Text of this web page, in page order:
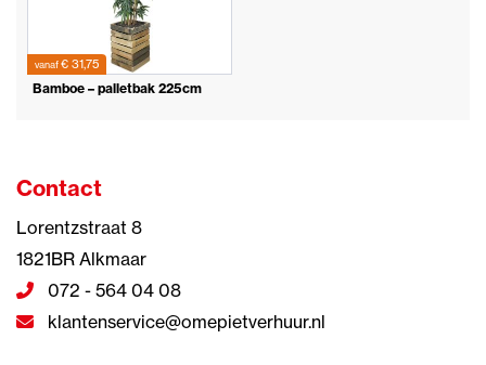
vanaf€ 31,75
Bamboe – palletbak 225cm
Contact
Lorentzstraat 8
1821BR Alkmaar
072 - 564 04 08
klantenservice@omepietverhuur.nl